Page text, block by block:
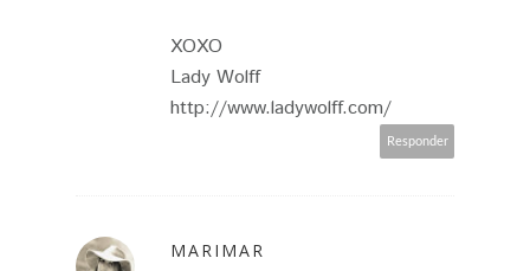
XOXO
Lady Wolff
http://www.ladywolff.com/
Responder
MARIMAR